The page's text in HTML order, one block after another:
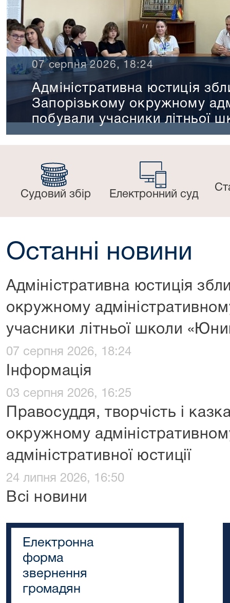
07 серпня 2026, 18:24
Адміністративна юстиція
Запорізькому окружному
побували учасники літньої
Судовий збір Електронний суд
Останні новини
Адміністративна юстиція
окружному
учасники літньої школи
07 серпня 2026, 18:24
Інформація
03 серпня 2026, 16:25
Правосуддя, творчість і
окружному
адміністративної юстиції
24 липня 2026, 16:50
Всі новини
Електронна
форма
звернення
громадян